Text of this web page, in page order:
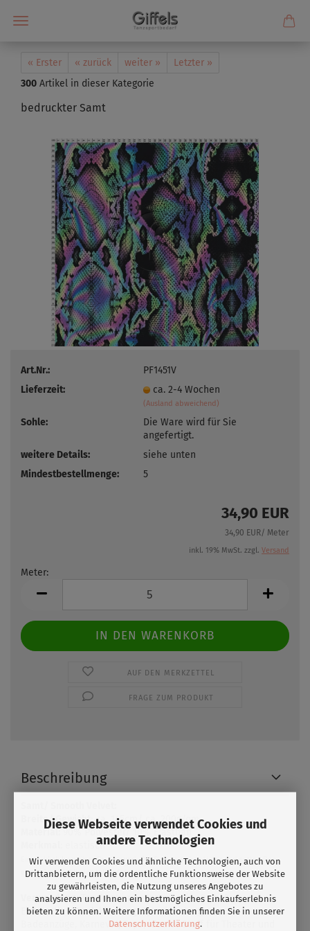
Diese Webseite verwendet Cookies und
andere Technologien
Wir verwenden Cookies und ähnliche Technologien, auch von
Drittanbietern, um die ordentliche Funktionsweise der Website
zu gewährleisten, die Nutzung unseres Angebotes zu
analysieren und Ihnen ein bestmögliches Einkaufserlebnis
bieten zu können. Weitere Informationen finden Sie in unserer
Datenschutzerklärung.
« Erster « zurück weiter »
Letzter »
300 Artikel in dieser Kategorie
bedruckter Samt
Art.Nr.:
PF1451V
Lieferzeit:
ca. 2-4 Wochen
(Ausland abweichend)
Sohle:
Die Ware wird für Sie
angefertigt.
weitere Details:
siehe unten
Mindestbestellmenge:
5
34,90 EUR
34,90 EUR/ Meter
inkl. 19% MwSt. zzgl. Versand
Meter:
AUF DEN MERKZETTEL
FRAGE ZUM PRODUKT
Beschreibung
Breite/ Gewicht: ca. 145cm/ ca. 200g/qm
Material:90% Polyester/ 10% Elasthan
: elastisch
Ein wirklich luxuriöser Druckgrund. Die Farben wirken tiefer und satter. Der
glatte Samt fühlt sich toll auf der Haut an.
Verwendung:Tanzkostüme, Kostüme für Roll- &
Eiskunstlauf,Badekleidung, Sportkleidung,
Badeanzüge, Karneval, Tops, idealer Stoff für Theater und